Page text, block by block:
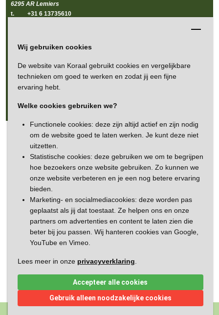
Wij gebruiken cookies
De website van Koraal gebruikt cookies en vergelijkbare
technieken om goed te werken en zodat jij een fijne
ervaring hebt.
Welke cookies gebruiken we?
Functionele cookies: deze zijn altijd actief en zijn nodig
om de website goed te laten werken. Je kunt deze niet
uitzetten.
Statistische cookies: deze gebruiken we om te begrijpen
hoe bezoekers onze website gebruiken. Zo kunnen we
onze website verbeteren en je een nog betere ervaring
bieden.
Marketing- en socialmediacookies: deze worden pas
geplaatst als jij dat toestaat. Ze helpen ons en onze
partners om advertenties en content te laten zien die
beter bij jou passen. Wij hanteren cookies van Google,
YouTube en Vimeo.
Lees meer in onze privacyverklaring
Accepteer alle cookies
Gebruik alleen noodzakelijke cookies
6295 AR Lemiers
t. +31 6 13735610
Maandag en dinsdag gesloten
Woensdag tm vrijdag 10.00 - 17.00 uur
Bruncherie de Kornuiten van Koraal biedt vele mogelijkheden binnen en
buiten de openingstijden. Ook geschikt voor feestelijke gelegenheden,
Volg ons op